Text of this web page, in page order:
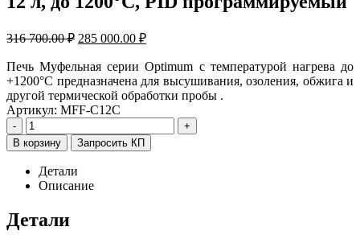
316 700.00₽ Первоначальная
составляла
316
700.00 ₽.
285 000.00 ₽Текущая
285
000.00 ₽.
Печь Муфельная серии Optimum с температурой нагрева до
+1200°С предназначена для высушивания, озоления, обжига и
другой термической обработки пробы .
Артикул: MFF-C12С
-
+
В корзину
Запросить КП
Детали
Описание
Детали